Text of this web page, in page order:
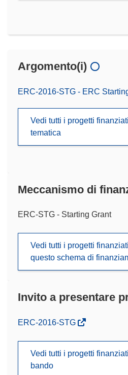
Argomento(i)
ERC-2016-STG - ERC
Vedi tutti i progetti
tematica
Meccanismo di
ERC-STG - Starting Grant
Vedi tutti i progetti
questo schema di
Invito a presentare
(si
nuova
ERC-2016-STG
Vedi tutti i progetti
bando